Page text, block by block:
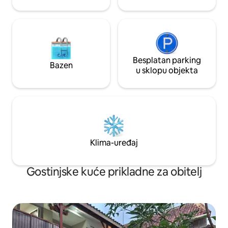
Bazen
Besplatan parking
u sklopu objekta
Klima-uređaj
Gostinjske kuće prikladne za obitelj